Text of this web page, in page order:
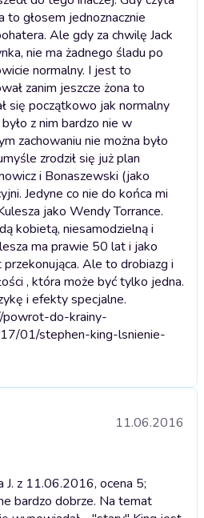
to głosem jednoznacznie
Ale gdy za chwilę Jack
nie ma żadnego śladu po
normalny. I jest to
zanim jeszcze żona to
się początkowo jak normalny
z nim bardzo nie w
zachowaniu nie można było
zrodził się już plan
i Bonaszewski (jako
Jedyne co nie do końca mi
jako Wendy Torrance.
kobietą, niesamodzielną i
ma prawie 50 lat i jako
Ale to drobiazg i
, która może być tylko jedna.
i efekty specjalne.
powrot-do-krainy-
01/stephen-king-lsnienie-
11.06.2016
J. z 11.06.2016, ocena 5;
bardzo dobrze. Na temat